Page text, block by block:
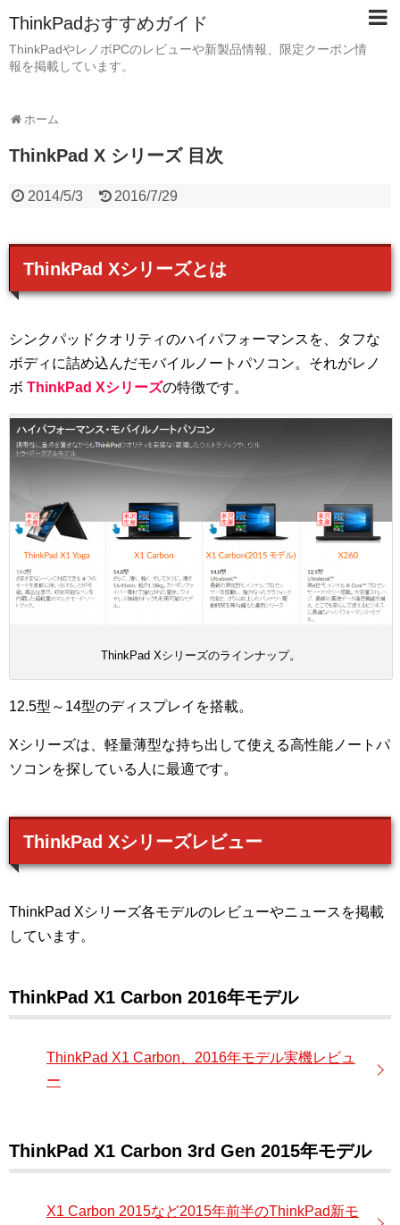
ThinkPadおすすめガイド
ThinkPadやレノボPCのレビューや新製品情報、限定クーポン情
報を掲載しています。
ホーム
ThinkPad X シリーズ 目次
2014/5/3 2016/7/29
ThinkPad Xシリーズとは
シンクパッドクオリティのハイパフォーマンスを、タフな
ボディに詰め込んだモバイルノートパソコン。それがレノ
ボ ThinkPad Xシリーズの特徴です。
ThinkPad Xシリーズのラインナップ。
12.5型～14型のディスプレイを搭載。
Xシリーズは、軽量薄型な持ち出して使える高性能ノートパ
ソコンを探している人に最適です。
ThinkPad Xシリーズレビュー
ThinkPad Xシリーズ各モデルのレビューやニュースを掲載
しています。
ThinkPad X1 Carbon 2016年モデル
ThinkPad X1 Carbon、2016年モデル実機レビュ
ー
ThinkPad X1 Carbon 3rd Gen 2015年モデル
X1 Carbon 2015など2015年前半のThinkPad新モ